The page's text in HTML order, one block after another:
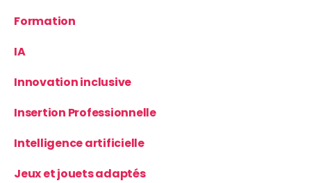
Formation
IA
Innovation inclusive
Insertion Professionnelle
Intelligence artificielle
Jeux et jouets adaptés